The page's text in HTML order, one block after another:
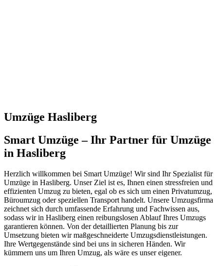
Umzüge Hasliberg
Smart Umzüge – Ihr Partner für Umzüge
in Hasliberg
Herzlich willkommen bei Smart Umzüge! Wir sind Ihr Spezialist für
Umzüge in Hasliberg. Unser Ziel ist es, Ihnen einen stressfreien und
effizienten Umzug zu bieten, egal ob es sich um einen Privatumzug,
Büroumzug oder speziellen Transport handelt. Unsere Umzugsfirma
zeichnet sich durch umfassende Erfahrung und Fachwissen aus,
sodass wir in Hasliberg einen reibungslosen Ablauf Ihres Umzugs
garantieren können. Von der detaillierten Planung bis zur
Umsetzung bieten wir maßgeschneiderte Umzugsdienstleistungen.
Ihre Wertgegenstände sind bei uns in sicheren Händen. Wir
kümmern uns um Ihren Umzug, als wäre es unser eigener.